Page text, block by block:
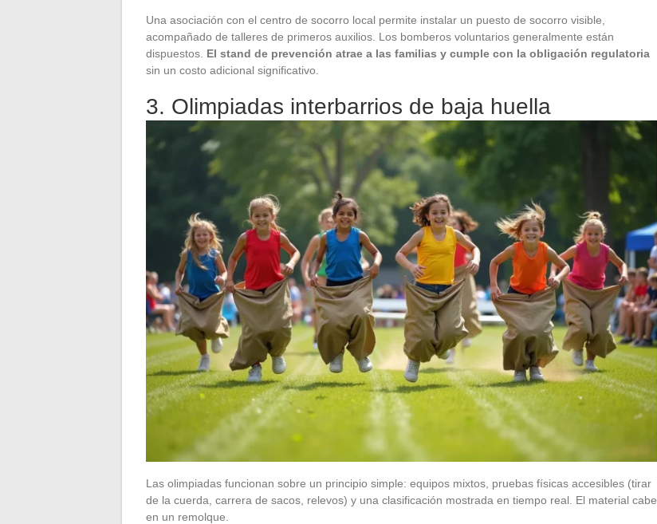
Una asociación con el centro de socorro local permite instalar un puesto de socorro visible,
acompañado de talleres de primeros auxilios. Los bomberos voluntarios generalmente están
dispuestos. El stand de prevención atrae a las familias y cumple con la obligación regulatoria
sin un costo adicional significativo.
3. Olimpiadas interbarrios de baja huella
Las olimpiadas funcionan sobre un principio simple: equipos mixtos, pruebas físicas accesibles (tirar
de la cuerda, carrera de sacos, relevos) y una clasificación mostrada en tiempo real. El material cabe
en un remolque.